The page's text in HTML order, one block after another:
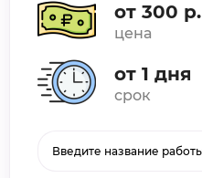
от 300 р.
цена
от 1 дня
срок